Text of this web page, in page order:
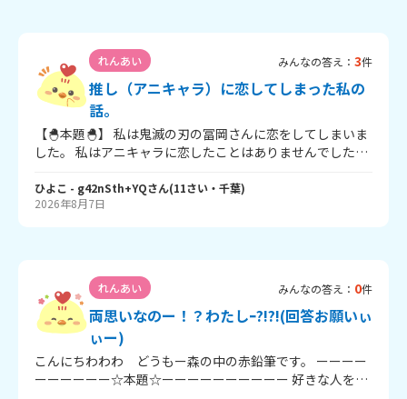
れんあい みんなの答え： 3件
推し（アニキャラ）に恋してしまった私の
話。
【🐣本題🐣】 私は鬼滅の刃の冨岡さんに恋をしてしまいま
した。 私はアニキャラに恋したことはありませんでした。
しまいました。 おかしいですよね？？ 何があっても会えな
いテレビの中のキャラクターに 恋をするなんて。 そんな人
う？「鬼滅の刃の冨岡さんです‼」なんて言えませ ん。馬
鹿にされそうです。 でも、本気で恋してしまいました。 同
じ人はいませんか？ 私だけですか？ 教えてください。 こ
んな感じです そんじゃこの辺で ばいぴよ～～～😿
ひよこ - g42nSth+YQさん(11さい・ 千葉)
2026年8月7日
れんあい みんなの答え： 0件
両思いなのー！？わたしｰ?!?!(回答お願いぃ
ぃー)
こんにちわわわ どうもー森の中の赤鉛筆です。 ーーーー
ーーーーーー☆本題☆ーーーーーーーーーー 好きな人をM